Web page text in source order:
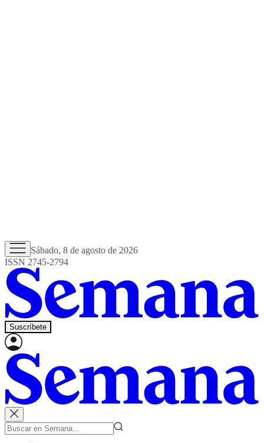
Sábado, 8 de agosto de 2026
ISSN 2745-2794
Suscríbete